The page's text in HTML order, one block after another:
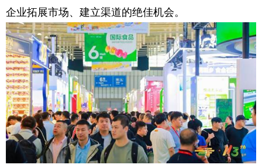
企业拓展市场、建立渠道的绝佳机会。